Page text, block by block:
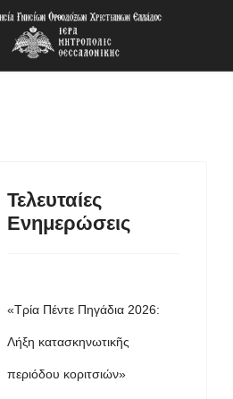
Τελευταίες
Ενημερώσεις
«Τρία Πέντε Πηγάδια 2026:
Λήξη κατασκηνωτικῆς
περιόδου κοριτσιών»